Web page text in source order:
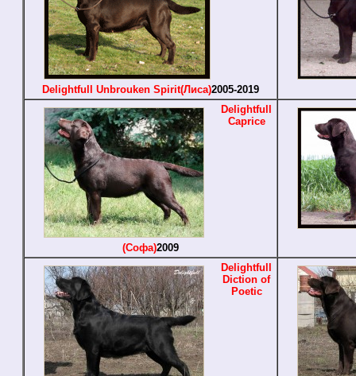
Delightfull Unbrouken Spirit(Лиса)2005-2019
Delightfull
Caprice
(Софа)2009
Delightfull
Diction of
Poetic